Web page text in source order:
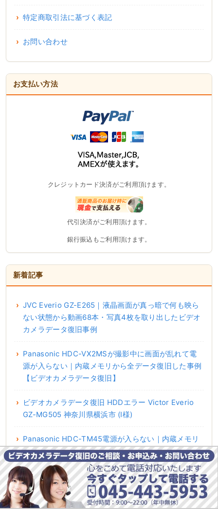
特定商取引法に基づく表記
お問い合わせ
お支払い方法
クレジットカード決済がご利用頂けます。
代引決済がご利用頂けます。
銀行振込もご利用頂けます。
新着記事
JVC Everio GZ-E265｜液晶画面が真っ暗で何も映ら
ない状態から動画68本・写真4枚を取り出したビデオ
カメラデータ復旧事例
Panasonic HDC-VX2MSが撮影中に画面が乱れて電
源が入らない｜内蔵メモリから全データ復旧した事例
【ビデオカメラデータ復旧】
ビデオカメラデータ復旧 HDDエラー Victor Everio
GZ-MG505 神奈川県横浜市 (I様)
Panasonic HDC-TM45電源が入らない｜内蔵メモリ
から動画28本・写真255枚を復旧した事例【ビデオカ
メラデータ復旧】
【SONY HDR-PJ800】一部のデータを選択して削
除…消えた動画のビデオカメラデータ復旧事例